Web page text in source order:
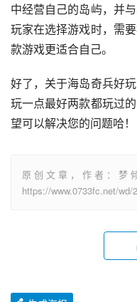
中经营自己的岛屿，并
玩家在选择游戏时，需
款游戏更适合自己。
好了，关于海岛奇兵好
玩一点最好两款都玩过
望可以解决您的问题哈！
原创文章，作者：梦
https://www.0733fc.net/wd/